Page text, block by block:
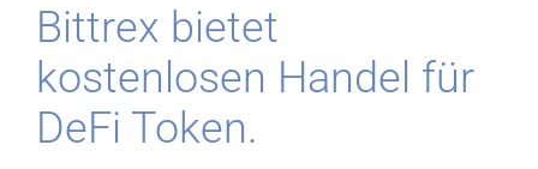
Bittrex bietet
kostenlosen Handel für
DeFi Token.